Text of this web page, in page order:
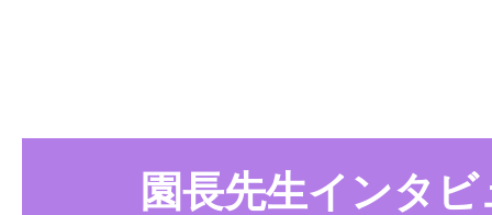
根付いているため、子育て中でも肩身
ることはなかったですね。何かあっ
園長先生インタビ